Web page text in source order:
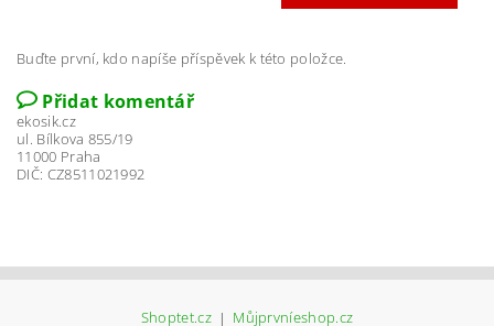
Buďte první, kdo napíše příspěvek k této položce.
Přidat komentář
ekosik.cz
ul. Bílkova 855/19
11000 Praha
DIČ: CZ8511021992
Shoptet.cz | Můjprvníeshop.cz